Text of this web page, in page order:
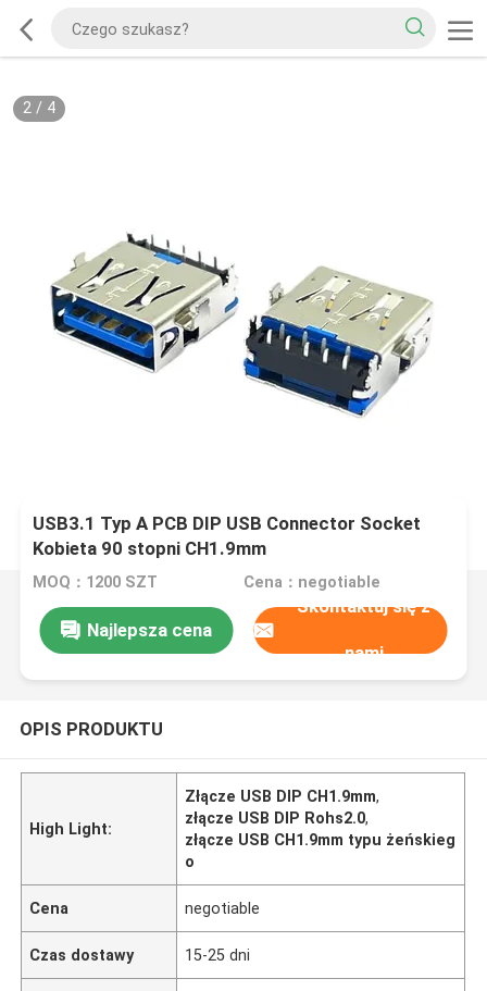
2/ 4
USB3.1 Typ A PCB DIP USB Connector Socket
Kobieta 90 stopni CH1.9mm
MOQ：1200 SZT Cena：negotiable
Najlepsza cena
Skontaktuj się z
nami
OPIS PRODUKTU
High Light:
Złącze USB DIP CH1.9mm,
złącze USB DIP Rohs2.0,
złącze USB CH1.9mm typu żeńskieg
o
Cena negotiable
Czas dostawy 15-25 dni